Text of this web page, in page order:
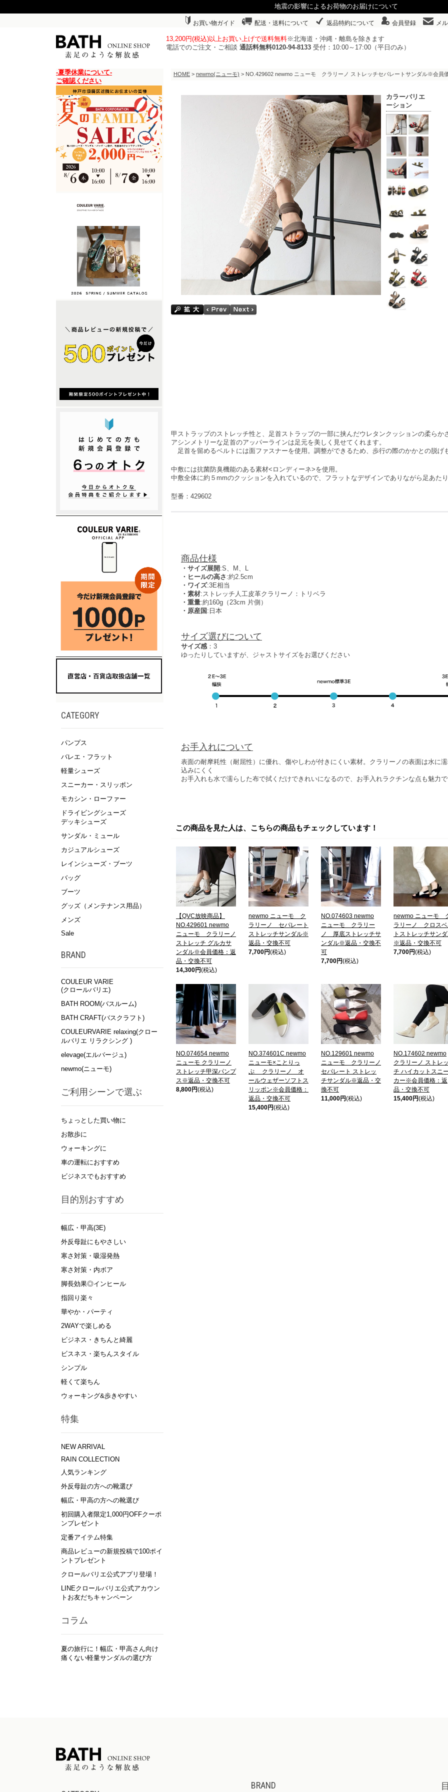
地震の影響によるお荷物のお届けについて
お買い物ガイド 配送・送料について 返品特約について 会員登録 メ
13,200円(税込)以上お買い上げで送料無料※北海道・沖縄・離島を除きます
電話でのご注文・ご相談 通話料無料0120-94-8133 受付：10:00～17:00（平日のみ）
-夏季休業について-
ご確認ください
CATEGORY
パンプス
バレエ・フラット
軽量シューズ
スニーカー・スリッポン
モカシン・ローファー
ドライビングシューズ
デッキシューズ
サンダル・ミュール
カジュアルシューズ
レインシューズ・ブーツ
バッグ
ブーツ
グッズ（メンテナンス用品）
メンズ
Sale
BRAND
COULEUR VARIE
(クロールバリエ)
BATH ROOM(バスルーム)
BATH CRAFT(バスクラフト)
COULEURVARIE relaxing(クロー
ルバリエ リラクシング )
elevage(エルバージュ)
newmo(ニューモ)
ご利用シーンで選ぶ
ちょっとした買い物に
お散歩に
ウォーキングに
車の運転におすすめ
ビジネスでもおすすめ
目的別おすすめ
幅広・甲高(3E)
外反母趾にもやさしい
寒さ対策・吸湿発熱
寒さ対策・内ボア
脚長効果◎インヒール
指回り楽々
華やか・パーティ
2WAYで楽しめる
ビジネス・きちんと綺麗
ビスネス・楽ちんスタイル
シンプル
軽くて楽ちん
ウォーキング&歩きやすい
特集
NEW ARRIVAL
RAIN COLLECTION
人気ランキング
外反母趾の方への靴選び
幅広・甲高の方への靴選び
初回購入者限定1,000円OFFクーポ
ンプレゼント
定番アイテム特集
商品レビューの新規投稿で100ポイ
ントプレゼント
クロールバリエ公式アプリ登場！
LINEクロールバリエ公式アカウン
トお友だちキャンペーン
コラム
夏の旅行に！幅広・甲高さん向け
痛くない軽量サンダルの選び方
HOME > newmo(ニューモ) > NO.429602 newmo ニューモ クラリーノ ストレッチセパレートサンダル※会員
カラーバリエ
ーション
甲ストラップのストレッチ性と、足首ストラップの一部に挟んだウレタンクッションの柔らか
アシンメトリーな足首のアッパーラインは足元を美しく見せてくれます。
足首を留めるベルトには面ファスナーを使用。調整ができるため、歩行の際のかかとの脱げ
中敷には抗菌防臭機能のある素材<ロンディーネ>を使用。
中敷全体に約５mmのクッションを入れているので、フラットなデザインでありながら足あたり
型番：429602
商品仕様
・サイズ展開:S、M、L
・ヒールの高さ :約2.5cm
・ワイズ:3E相当
・素材:ストレッチ人工皮革クラリーノ：トリベラ
・重量:約160g（23cm 片側）
・原産国:日本
サイズ選びについて
サイズ感 ：3
ゆったりしていますが、ジャストサイズをお選びください
お手入れについて
表面の耐摩耗性（耐屈性）に優れ、傷やしわが付きにくい素材。クラリーノの表面は水に
込みにくく
お手入れも水で濡らした布で拭くだけできれいになるので、お手入れラクチンな点も魅力
この商品を見た人は、こちらの商品もチェックしています！
【QVC放映商品】
NO.429601 newmo
ニューモ クラリーノ
ストレッチ グルカサ
ンダル※会員価格：返
品・交換不可
14,300円(税込)
newmo ニューモ ク
ラリーノ セパレート
ストレッチサンダル※
返品・交換不可
7,700円(税込)
NO.074603 newmo
ニューモ クラリー
ノ 厚底ストレッチサ
ンダル※返品・交換不
可
7,700円(税込)
newmo ニューモ
ラリーノ クロス
トストレッチサン
※返品・交換不可
7,700円(税込)
NO.074654 newmo
ニューモ クラリーノ
ストレッチ甲深パンプ
ス※返品・交換不可
8,800円(税込)
NO.374601C newmo
ニューモ×ことりっ
ぷ クラリーノ オ
ールウェザーソフトス
リッポン※会員価格：
返品・交換不可
15,400円(税込)
NO.129601 newmo
ニューモ クラリーノ
セパレート ストレッ
チサンダル※返品・交
換不可
11,000円(税込)
NO.174602 newmo
クラリーノ ストレッ
チ ハイカットスニー
カー※会員価格：返
品・交換不可
15,400円(税込)
BRAND